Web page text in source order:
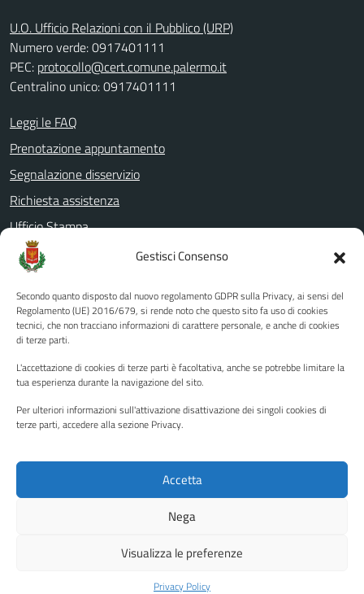
Gestisci Consenso
Secondo quanto disposto dal nuovo regolamento GDPR sulla Privacy, ai sensi del
Regolamento (UE) 2016/679, si rende noto che questo sito fa uso di cookies
tecnici, che non tracciano informazioni di carattere personale, e anche di cookies
di terze parti.
L'accettazione di cookies di terze parti è facoltativa, anche se potrebbe limitare la
tua esperienza durante la navigazione del sito.
Per ulteriori informazioni sull'attivazione disattivazione dei singoli cookies di
terze parti, accedere alla sezione Privacy.
Accetta
Nega
Visualizza le preferenze
Privacy Policy
U.O. Ufficio Relazioni con il Pubblico (URP)
Numero verde: 0917401111
PEC: protocollo@cert.comune.palermo.it
Centralino unico: 0917401111
Leggi le FAQ
Prenotazione appuntamento
Segnalazione disservizio
Richiesta assistenza
Ufficio Stampa
Amministrazione Trasparente
Albo pretorio
Informativa privacy
Note legali
Piano di miglioramento del sito
Instagram